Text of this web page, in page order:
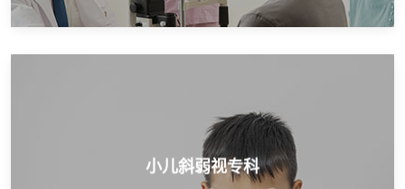
小儿斜弱视专科
小儿斜弱视专科
开展小儿近视矫正、弱视治疗、斜视治疗等